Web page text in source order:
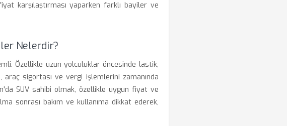
karşılaştırması yaparken farklı bayiler ve
Nelerdir?
Özellikle uzun yolculuklar öncesinde lastik,
sigortası ve vergi işlemlerini zamanında
SUV sahibi olmak, özellikle uygun fiyat ve
sonrası bakım ve kullanıma dikkat ederek,